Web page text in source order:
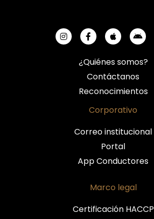
¿Quiénes somos?
Contáctanos
Reconocimientos
Corporativo
Correo institucional
Portal
App Conductores
Marco legal
Certificación HACCP